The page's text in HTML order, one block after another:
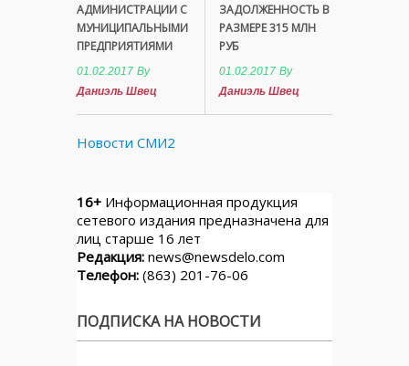
АДМИНИСТРАЦИИ С
МУНИЦИПАЛЬНЫМИ
ПРЕДПРИЯТИЯМИ
01.02.2017 By
Даниэль Швец
ЗАДОЛЖЕННОСТЬ В
РАЗМЕРЕ 315 МЛН
РУБ
01.02.2017 By
Даниэль Швец
Новости СМИ2
16+ Информационная продукция
сетевого издания предназначена для
лиц старше 16 лет
Редакция: news@newsdelo.com
Телефон: (863) 201-76-06
ПОДПИСКА НА НОВОСТИ